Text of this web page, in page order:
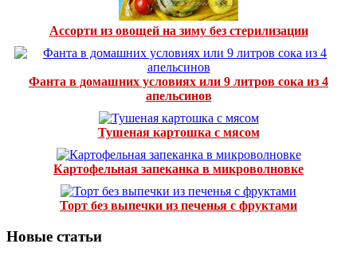
Ассорти из овощей на зиму без стерилизации
Фанта в домашних условиях или 9 литров сока из 4
апельсинов
Тушеная картошка с мясом
Картофельная запеканка в микроволновке
Торт без выпечки из печенья с фруктами
Новые статьи